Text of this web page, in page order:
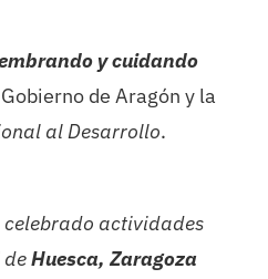
y cuidando
de Aragón y la
al Desarrollo.
celebrado actividades
deHuesca, Zaragoza